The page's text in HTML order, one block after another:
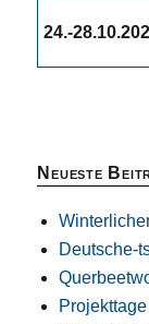
24.-
Neueste
Deutsche-